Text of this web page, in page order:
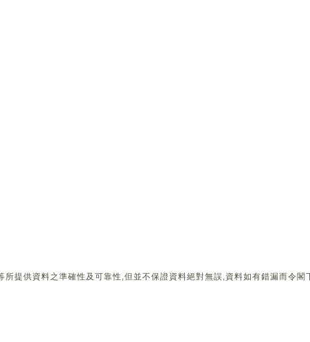
提供資料之準確性及可靠性,但並不保證資料絕對無誤,資料如有錯漏而令閣